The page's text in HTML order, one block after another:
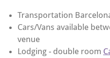
Transportation
Cars/Vans available
venue
Lodging - double room